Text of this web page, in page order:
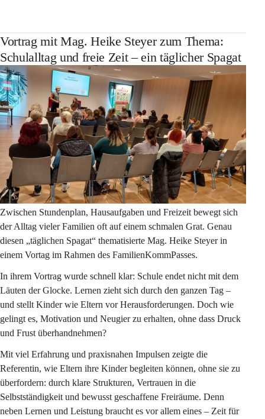
Vortrag mit Mag. Heike Steyer zum Thema:
Schulalltag und freie Zeit – ein täglicher Spagat
Zwischen Stundenplan, Hausaufgaben und Freizeit bewegt sich
der Alltag vieler Familien oft auf einem schmalen Grat. Genau
diesen „täglichen Spagat“ thematisierte Mag. Heike Steyer in
einem Vortag im Rahmen des FamilienKommPasses.
In ihrem Vortrag wurde schnell klar: Schule endet nicht mit dem
Läuten der Glocke. Lernen zieht sich durch den ganzen Tag –
und stellt Kinder wie Eltern vor Herausforderungen. Doch wie
gelingt es, Motivation und Neugier zu erhalten, ohne dass Druck
und Frust überhandnehmen?
Mit viel Erfahrung und praxisnahen Impulsen zeigte die
Referentin, wie Eltern ihre Kinder begleiten können, ohne sie zu
überfordern: durch klare Strukturen, Vertrauen in die
Selbstständigkeit und bewusst geschaffene Freiräume. Denn
neben Lernen und Leistung braucht es vor allem eines – Zeit für